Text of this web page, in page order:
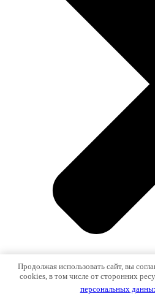
Продолжая использовать сайт, вы
cookies, в том числе от сторонних
персональных